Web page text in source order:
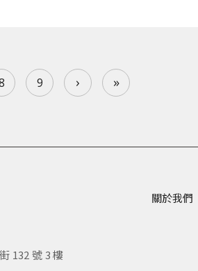
9 › »
關於我們
132 號 3 樓